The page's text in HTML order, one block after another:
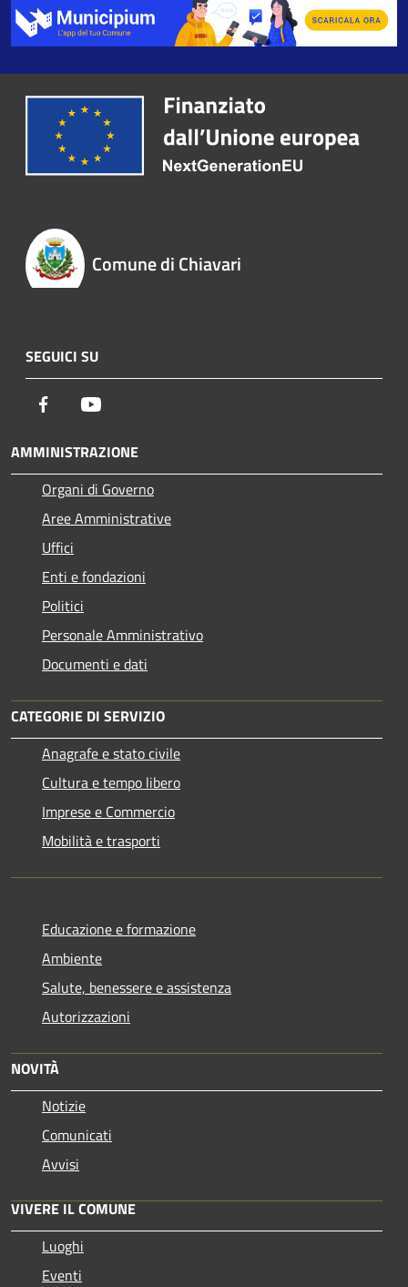
Comune di Chiavari
SEGUICI SU
Facebook
AMMINISTRAZIONE
Organi di Governo
Aree Amministrative
Uffici
Enti e fondazioni
Politici
Personale Amministrativo
Documenti e dati
CATEGORIE DI SERVIZIO
Anagrafe e stato civile
Cultura e tempo libero
Imprese e Commercio
Mobilità e trasporti
Educazione e formazione
Ambiente
Salute, benessere e assistenza
Autorizzazioni
NOVITÀ
Notizie
Comunicati
Avvisi
VIVERE IL COMUNE
Luoghi
Eventi